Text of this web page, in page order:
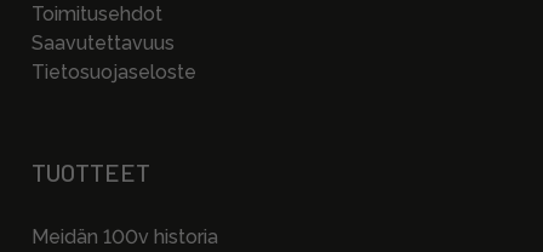
Toimitusehdot
Saavutettavuus
Tietosuojaseloste
TUOTTEET
Meidän 100v historia